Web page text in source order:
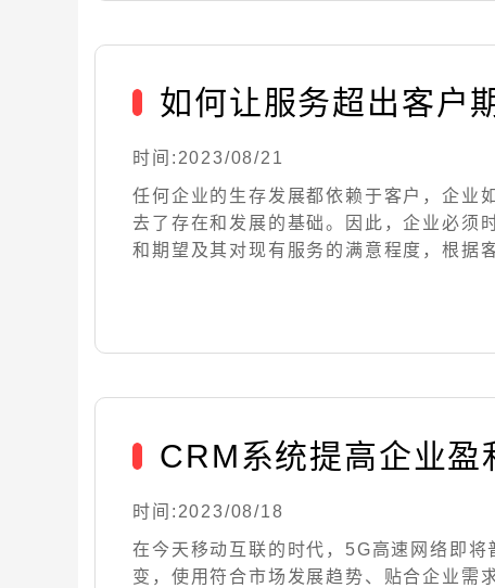
如何让服务超出客户
时间:2023/08/21
任何企业的生存发展都依赖于客户，企业
去了存在和发展的基础。因此，企业必须
和期望及其对现有服务的满意程度，根据
CRM系统提高企业盈
时间:2023/08/18
在今天移动互联的时代，5G高速网络即将
变，使用符合市场发展趋势、贴合企业需